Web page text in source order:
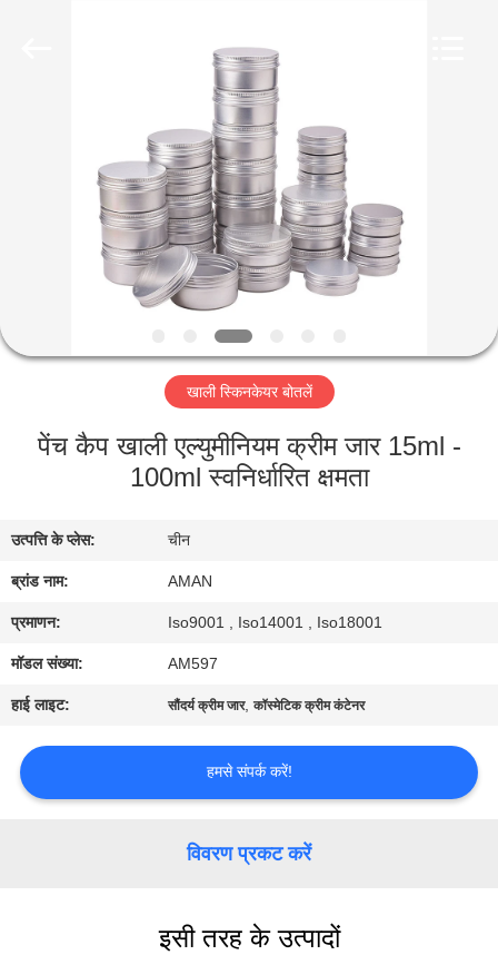
वीआर
शो
हमारे
कारखाना
दौरा
गुणवत्ता
हमसे
खाली स्किनकेयर बोतलें
पेंच कैप खाली एल्युमीनियम क्रीम जार 15ml -
100ml स्वनिर्धारित क्षमता
उत्पत्ति के प्लेस: चीन
ब्रांड नाम: AMAN
प्रमाणन: Iso9001 , Iso14001 , Iso18001
मॉडल संख्या: AM597
हाई लाइट: सौंदर्य क्रीम जार,कॉस्मेटिक क्रीम कंटेनर
हमसे संपर्क करें!
विवरण प्रकट करें
इसी तरह के उत्पादों